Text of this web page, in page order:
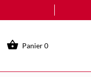
 Panier0